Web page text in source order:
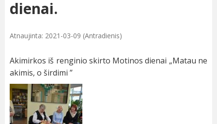
dienai.
Atnaujinta: 2021-03-09 (Antradienis)
Akimirkos iš renginio skirto Motinos dienai „Matau ne
akimis, o širdimi ”